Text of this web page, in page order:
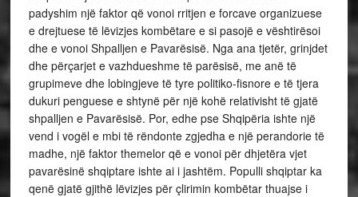
padyshim një faktor që vonoi rritjen e forcave organizuese
e drejtuese të lëvizjes kombëtare e si pasojë e vështirësoi
dhe e vonoi Shpalljen e Pavarësisë. Nga ana tjetër, grinjdet
dhe përçarjet e vazhdueshme të parësisë, me anë të
grupimeve dhe lobingjeve të tyre politiko-fisnore e të tjera
dukuri penguese e shtynë për një kohë relativisht të gjatë
shpalljen e Pavarësisë. Por, edhe pse Shqipëria ishte një
vend i vogël e mbi të rëndonte zgjedha e një perandorie të
madhe, një faktor themelor që e vonoi për dhjetëra vjet
pavarësinë shqiptare ishte ai i jashtëm. Populli shqiptar ka
qenë gjatë gjithë lëvizjes për çlirimin kombëtar thuajse i